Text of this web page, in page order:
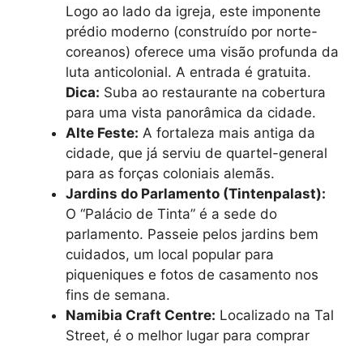
Logo ao lado da igreja, este imponente
prédio moderno (construído por norte-
coreanos) oferece uma visão profunda da
luta anticolonial. A entrada é gratuita.
Dica: Suba ao restaurante na cobertura
para uma vista panorâmica da cidade.
Alte Feste: A fortaleza mais antiga da
cidade, que já serviu de quartel-general
para as forças coloniais alemãs.
Jardins do Parlamento (Tintenpalast):
O “Palácio de Tinta” é a sede do
parlamento. Passeie pelos jardins bem
cuidados, um local popular para
piqueniques e fotos de casamento nos
fins de semana.
Namibia Craft Centre: Localizado na Tal
Street, é o melhor lugar para comprar